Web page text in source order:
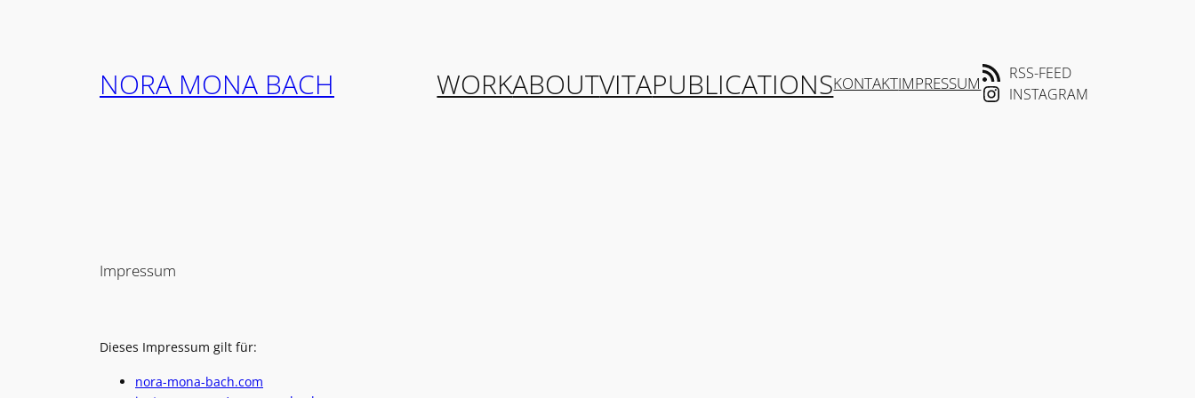
NORA MONA BACH WORKABOUTVITAPUBLICATIONSKONTAKTIMPRESSUM
RSS-FEED
INSTAGRAM
Impressum
Dieses Impressum gilt für:
nora-mona-bach.com